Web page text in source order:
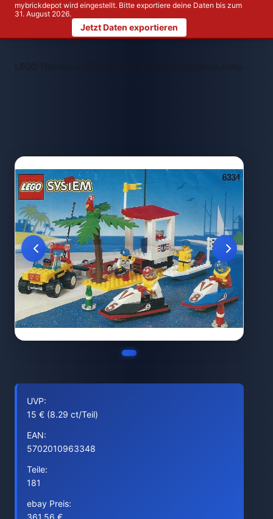
mybrickdepot wird eingestellt. Bitte exportiere deine Daten bis zum
31. August 2026.
Jetzt Daten exportieren
LEGO Themen > LEGO 6334 Wave Jump Racers
UVP:
15 € (8.29 ct/Teil)
EAN:
5702010963348
Teile:
181
ebay Preis:
361,56 €